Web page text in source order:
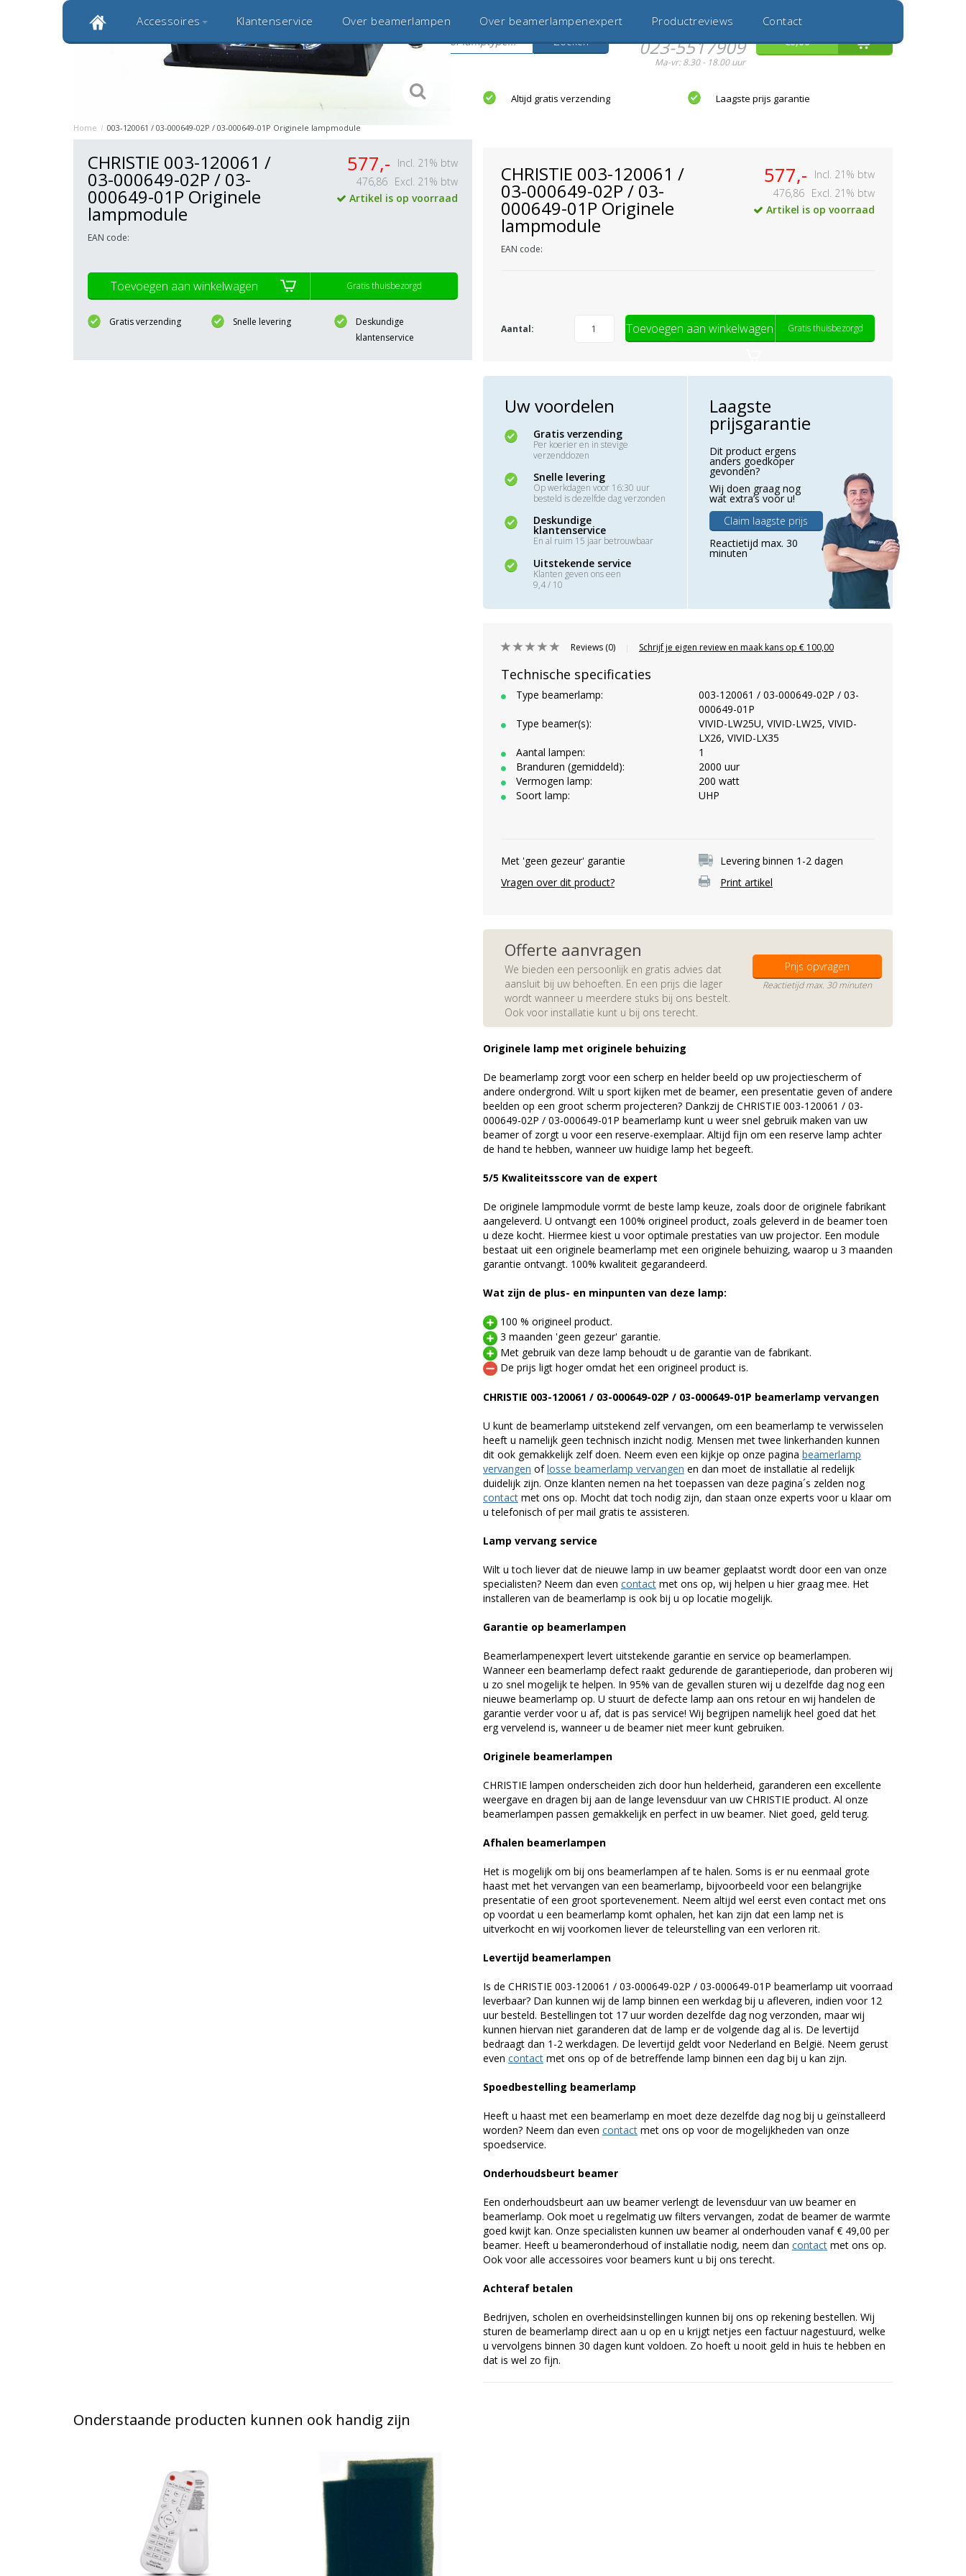
Inloggen
Klantbeoordeling 9,0
Bekijk alle 1000+ reviews
Zoeken
Hulp nodig?
023-5517909
Ma-vr: 8.30 - 18.00 uur
€0,00
Accessoires Klantenservice Over beamerlampen Over beamerlampenexpert Productreviews Contact
20 jaar betrouwbaar en ervaren Altijd gratis verzending Laagste prijs garantie
Home / 003-120061 / 03-000649-02P / 03-000649-01P Originele lampmodule
CHRISTIE 003-120061 /
03-000649-02P / 03-
000649-01P Originele
lampmodule
EAN code:
577,-
Incl. 21% btw
476,86 Excl. 21% btw
Artikel is op voorraad
Toevoegen aan winkelwagen Gratis thuisbezorgd
Gratis verzending Snelle levering
Deskundige
klantenservice
CHRISTIE 003-120061 /
03-000649-02P / 03-
000649-01P Originele
lampmodule
EAN code:
577,-
Incl. 21% btw
476,86 Excl. 21% btw
Artikel is op voorraad
Aantal: Toevoegen aan winkelwagen Gratis thuisbezorgd
Uw voordelen
Gratis verzending
Per koerier en in stevige
verzenddozen
Snelle levering
Op werkdagen voor 16:30 uur
besteld is dezelfde dag verzonden
Deskundige
klantenservice
En al ruim 15 jaar betrouwbaar
Uitstekende service
Klanten geven ons een
9,4 / 10
Laagste
prijsgarantie
Dit product ergens
anders goedkoper
gevonden?
Wij doen graag nog
wat extra’s voor u!
Claim laagste prijs
Reactietijd max. 30
minuten
Reviews (0) Schrijf je eigen review en maak kans op € 100,00
Technische specificaties
Type beamerlamp:
003-120061 / 03-000649-02P / 03-
000649-01P
Type beamer(s):
VIVID-LW25U, VIVID-LW25, VIVID-
LX26, VIVID-LX35
Aantal lampen:
1
Branduren (gemiddeld):
2000 uur
Vermogen lamp:
200 watt
Soort lamp:
UHP
Met 'geen gezeur' garantie
Levering binnen 1-2 dagen
Vragen over dit product?
Print artikel
Offerte aanvragen
We bieden een persoonlijk en gratis advies dat
aansluit bij uw behoeften. En een prijs die lager
wordt wanneer u meerdere stuks bij ons bestelt.
Ook voor installatie kunt u bij ons terecht.
Prijs opvragen
Reactietijd max. 30 minuten
Originele lamp met originele behuizing
De beamerlamp zorgt voor een scherp en helder beeld op uw projectiescherm of
andere ondergrond. Wilt u sport kijken met de beamer, een presentatie geven of andere
beelden op een groot scherm projecteren? Dankzij de CHRISTIE 003-120061 / 03-
000649-02P / 03-000649-01P beamerlamp kunt u weer snel gebruik maken van uw
beamer of zorgt u voor een reserve-exemplaar. Altijd fijn om een reserve lamp achter
de hand te hebben, wanneer uw huidige lamp het begeeft.
5/5 Kwaliteitsscore van de expert
De originele lampmodule vormt de beste lamp keuze, zoals door de originele fabrikant
aangeleverd. U ontvangt een 100% origineel product, zoals geleverd in de beamer toen
u deze kocht. Hiermee kiest u voor optimale prestaties van uw projector. Een module
bestaat uit een originele beamerlamp met een originele behuizing, waarop u 3 maanden
garantie ontvangt. 100% kwaliteit gegarandeerd.
Wat zijn de plus- en minpunten van deze lamp:
100 % origineel product.
3 maanden 'geen gezeur' garantie.
Met gebruik van deze lamp behoudt u de garantie van de fabrikant.
De prijs ligt hoger omdat het een origineel product is.
CHRISTIE 003-120061 / 03-000649-02P / 03-000649-01P beamerlamp vervangen
U kunt de beamerlamp uitstekend zelf vervangen, om een beamerlamp te verwisselen
heeft u namelijk geen technisch inzicht nodig. Mensen met twee linkerhanden kunnen
dit ook gemakkelijk zelf doen. Neem even een kijkje op onze pagina beamerlamp
vervangen oflosse beamerlamp vervangen en dan moet de installatie al redelijk
duidelijk zijn. Onze klanten nemen na het toepassen van deze pagina´s zelden nog
contact met ons op. Mocht dat toch nodig zijn, dan staan onze experts voor u klaar om
u telefonisch of per mail gratis te assisteren.
Lamp vervang service
Wilt u toch liever dat de nieuwe lamp in uw beamer geplaatst wordt door een van onze
specialisten? Neem dan even contact met ons op, wij helpen u hier graag mee. Het
installeren van de beamerlamp is ook bij u op locatie mogelijk.
Garantie op beamerlampen
Beamerlampenexpert levert uitstekende garantie en service op beamerlampen.
Wanneer een beamerlamp defect raakt gedurende de garantieperiode, dan proberen wij
u zo snel mogelijk te helpen. In 95% van de gevallen sturen wij u dezelfde dag nog een
nieuwe beamerlamp op. U stuurt de defecte lamp aan ons retour en wij handelen de
garantie verder voor u af, dat is pas service! Wij begrijpen namelijk heel goed dat het
erg vervelend is, wanneer u de beamer niet meer kunt gebruiken.
Originele beamerlampen
CHRISTIE lampen onderscheiden zich door hun helderheid, garanderen een excellente
weergave en dragen bij aan de lange levensduur van uw CHRISTIE product. Al onze
beamerlampen passen gemakkelijk en perfect in uw beamer. Niet goed, geld terug.
Afhalen beamerlampen
Het is mogelijk om bij ons beamerlampen af te halen. Soms is er nu eenmaal grote
haast met het vervangen van een beamerlamp, bijvoorbeeld voor een belangrijke
presentatie of een groot sportevenement. Neem altijd wel eerst even contact met ons
op voordat u een beamerlamp komt ophalen, het kan zijn dat een lamp net is
uitverkocht en wij voorkomen liever de teleurstelling van een verloren rit.
Levertijd beamerlampen
Is de CHRISTIE 003-120061 / 03-000649-02P / 03-000649-01P beamerlamp uit voorraad
leverbaar? Dan kunnen wij de lamp binnen een werkdag bij u afleveren, indien voor 12
uur besteld. Bestellingen tot 17 uur worden dezelfde dag nog verzonden, maar wij
kunnen hiervan niet garanderen dat de lamp er de volgende dag al is. De levertijd
bedraagt dan 1-2 werkdagen. De levertijd geldt voor Nederland en België. Neem gerust
even contact met ons op of de betreffende lamp binnen een dag bij u kan zijn.
Spoedbestelling beamerlamp
Heeft u haast met een beamerlamp en moet deze dezelfde dag nog bij u geïnstalleerd
worden? Neem dan even contact met ons op voor de mogelijkheden van onze
spoedservice.
Onderhoudsbeurt beamer
Een onderhoudsbeurt aan uw beamer verlengt de levensduur van uw beamer en
beamerlamp. Ook moet u regelmatig uw filters vervangen, zodat de beamer de warmte
goed kwijt kan. Onze specialisten kunnen uw beamer al onderhouden vanaf € 49,00 per
beamer. Heeft u beameronderhoud of installatie nodig, neem dan contact met ons op.
Ook voor alle accessoires voor beamers kunt u bij ons terecht.
Achteraf betalen
Bedrijven, scholen en overheidsinstellingen kunnen bij ons op rekening bestellen. Wij
sturen de beamerlamp direct aan u op en u krijgt netjes een factuur nagestuurd, welke
u vervolgens binnen 30 dagen kunt voldoen. Zo hoeft u nooit geld in huis te hebben en
dat is wel zo fijn.
Onderstaande producten kunnen ook handig zijn